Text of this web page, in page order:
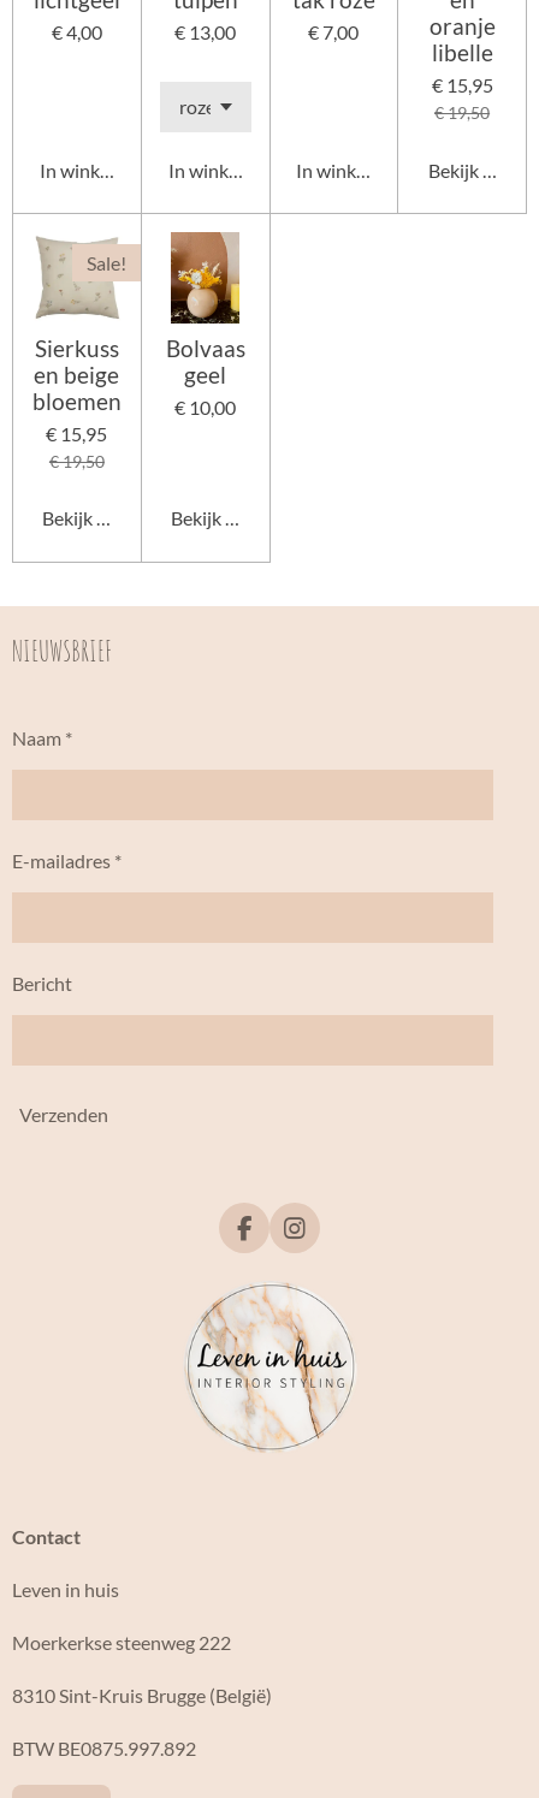
€ 4,00
In winkelwagen
€ 13,00
In winkelwagen
€ 7,00
In winkelwagen
oranje
libelle
€ 15,95
€ 19,50
Bekijk details
Sale!
Sierkuss
en beige
bloemen
€ 15,95
€ 19,50
Bekijk details
Bolvaas
geel
€ 10,00
Bekijk details
NIEUWSBRIEF
Naam *
E-mailadres *
Bericht
Verzenden
F
a
c
e
b
o
o
k
I
n
s
t
a
g
r
Contact
Leven in huis
Moerkerkse steenweg 222
8310 Sint-Kruis Brugge (België)
BTW BE0875.997.892